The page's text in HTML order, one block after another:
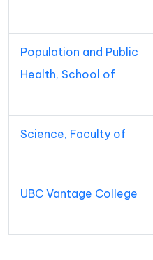
Population and Public
Health, School of
Science, Faculty of
UBC Vantage College